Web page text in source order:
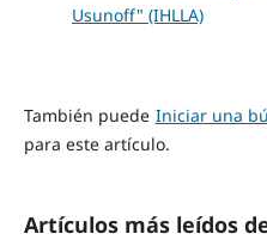
Usunoff" (IHLLA)
También puede Iniciar una
para este artículo.
Artículos más leídos